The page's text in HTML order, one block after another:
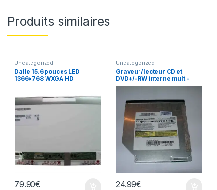
Produits similaires
Uncategorized
Dalle 15.6 pouces LED
1366×768 WXGA HD
79.90€
Uncategorized
Graveur/lecteur CD et
DVD+/-RW interne multi-
recorder portable SN-S082
24.99€